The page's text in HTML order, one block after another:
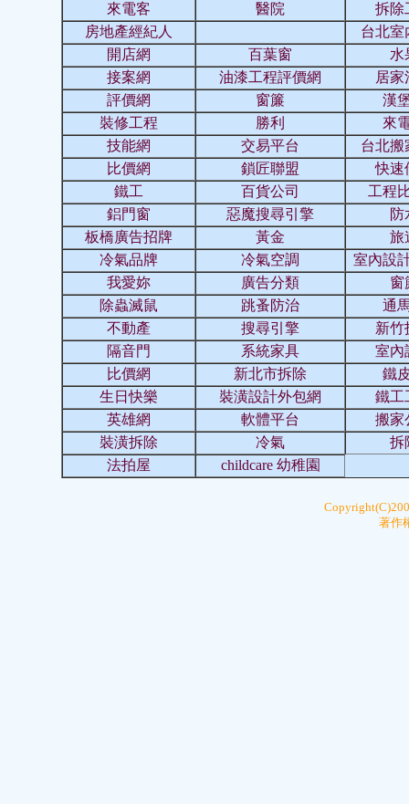
來電客
醫院
拆除
房地產經紀人
台北室
開店網
百葉窗
水
接案網
油漆工程評價網
居家
評價網
窗簾
漢
裝修工程
勝利
來
技能網
交易平台
台北搬
比價網
鎖匠聯盟
快速
鐵工
百貨公司
工程
鋁門窗
惡魔搜尋引擎
防
板橋廣告招牌
黃金
旅
冷氣品牌
冷氣空調
室內設
我愛妳
廣告分類
窗
除蟲滅鼠
跳蚤防治
通
不動產
搜尋引擎
新竹
隔音門
系統家具
室內
比價網
新北市拆除
鐵
生日快樂
裝潢設計外包網
鐵工
英雄網
軟體平台
搬家
裝潢拆除
冷氣
拆
法拍屋
childcare 幼稚園
著作